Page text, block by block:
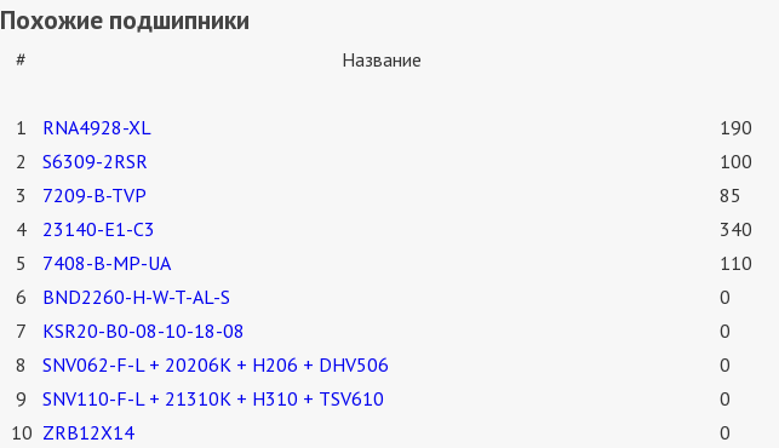
Похожие подшипники
# Название
1
RNA4928-XL 190
2
S6309-2RSR 100
3
7209-B-TVP 85
4
23140-E1-C3 340
5
7408-B-MP-UA 110
6
BND2260-H-W-T-AL-S 0
7
KSR20-B0-08-10-18-08 0
8
SNV062-F-L + 20206K + H206 + DHV506 0
9
SNV110-F-L + 21310K + H310 + TSV610 0
10 ZRB12X14 0